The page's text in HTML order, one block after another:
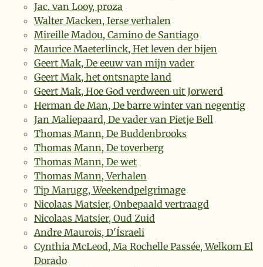
Jac. van Looy, proza
Walter Macken, Ierse verhalen
Mireille Madou, Camino de Santiago
Maurice Maeterlinck, Het leven der bijen
Geert Mak, De eeuw van mijn vader
Geert Mak, het ontsnapte land
Geert Mak, Hoe God verdween uit Jorwerd
Herman de Man, De barre winter van negentig
Jan Maliepaard, De vader van Pietje Bell
Thomas Mann, De Buddenbrooks
Thomas Mann, De toverberg
Thomas Mann, De wet
Thomas Mann, Verhalen
Tip Marugg, Weekendpelgrimage
Nicolaas Matsier, Onbepaald vertraagd
Nicolaas Matsier, Oud Zuid
Andre Maurois, D'Ísraeli
Cynthia McLeod, Ma Rochelle Passée, Welkom El
Dorado